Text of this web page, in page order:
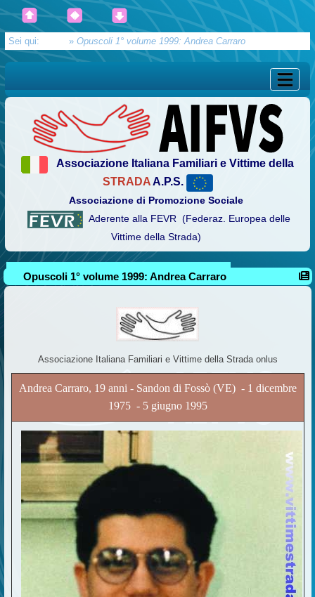
Sei qui: » Opuscoli 1° volume 1999: Andrea Carraro
Associazione Italiana Familiari e Vittime della
STRADAA.P.S.
Associazione di Promozione Sociale
Aderente alla FEVR (Federaz. Europea delle
Vittime della Strada)
Opuscoli 1° volume 1999: Andrea Carraro
Associazione Italiana Familiari e Vittime della Strada onlus
Andrea Carraro, 19 anni - Sandon di Fossò (VE) - 1 dicembre
1975 - 5 giugno 1995